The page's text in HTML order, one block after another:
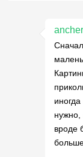
нужно,
вроде